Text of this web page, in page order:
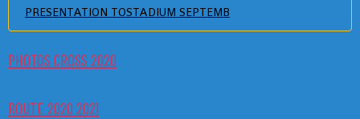
PRESENTATION TOSTADIUM SEPTEMB
PHOTOS CROSS 2020
ROUTE 2020 2021